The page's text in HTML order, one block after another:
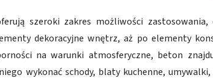
szeroki zakres możliwości
dekoracyjne wnętrz, aż po elementy
na warunki atmosferyczne, beton
wykonać schody, blaty kuchenne,